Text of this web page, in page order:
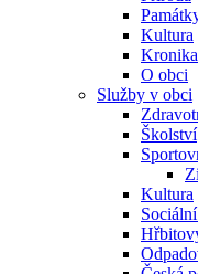
Kultura
Kronika
O obci
Služby v obci
Školství
Kultura